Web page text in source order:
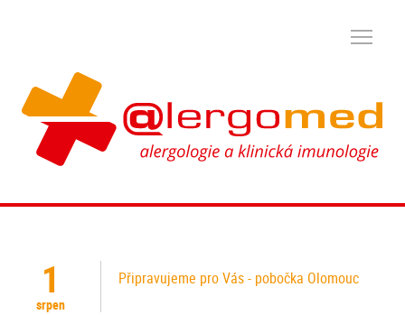
1
srpen
Připravujeme pro Vás - pobočka Olomouc